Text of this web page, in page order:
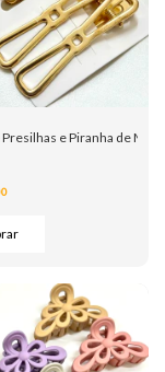
Dourada e Piranha de